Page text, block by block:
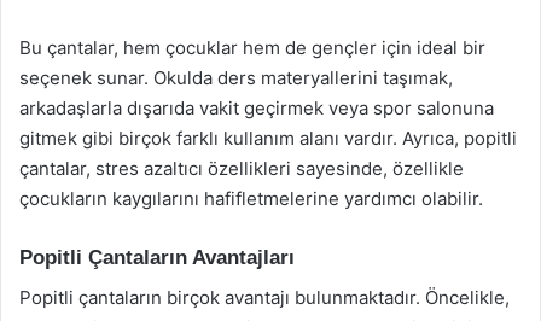
Bu çantalar, hem çocuklar hem de gençler için ideal bir
seçenek sunar. Okulda ders materyallerini taşımak,
arkadaşlarla dışarıda vakit geçirmek veya spor salonuna
gitmek gibi birçok farklı kullanım alanı vardır. Ayrıca, popitli
çantalar, stres azaltıcı özellikleri sayesinde, özellikle
çocukların kaygılarını hafifletmelerine yardımcı olabilir.
Popitli Çantaların Avantajları
Popitli çantaların birçok avantajı bulunmaktadır. Öncelikle,